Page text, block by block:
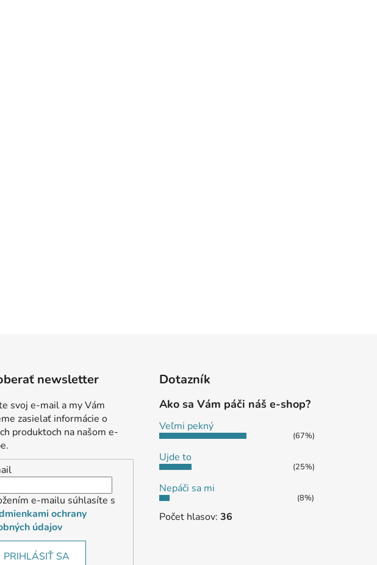
newsletter
svoj e-mail a my Vám
zasielať informácie o
produktoch na našom e-
e-mailu súhlasíte s
ochrany
údajov
PRIHLÁSIŤ SA
Dotazník
Ako sa Vám páči náš e-shop?
Veľmi pekný
(67%)
Ujde to
(25%)
Nepáči sa mi
(8%)
Počet hlasov: 36